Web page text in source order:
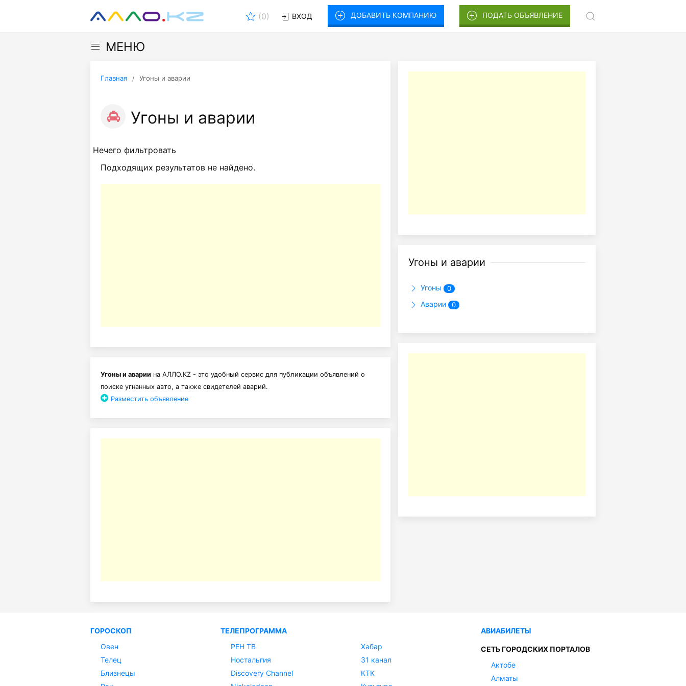
(0) ВХОД ДОБАВИТЬ КОМПАНИЮ ПОДАТЬ ОБЪЯВЛЕНИЕ
МЕНЮ
Главная Угоны и аварии
Угоны и аварии
Нечего фильтровать
Подходящих результатов не найдено.
Угоны и аварии на АЛЛО.KZ - это удобный сервис для публикации объявлений о
поиске угнанных авто, а также свидетелей аварий.
Разместить объявление
Угоны и аварии
Угоны 0
Аварии 0
ГОРОСКОП
Овен
Телец
Близнецы
ТЕЛЕПРОГРАММА
РЕН ТВ
Ностальгия
Discovery Channel
Хабар
31 канал
КТК
АВИАБИЛЕТЫ
СЕТЬ ГОРОДСКИХ ПОРТАЛОВ
Актобе
Алматы